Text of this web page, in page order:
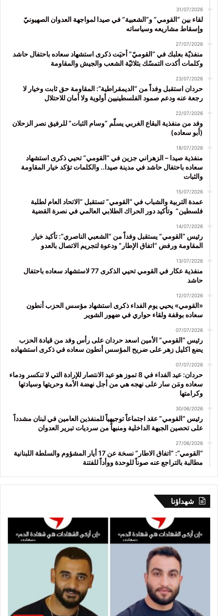
31/07/2026
لقاء بين “القومي” و”الشعبية” في صيدا لمواجهة العدوان الصهيونيّ
وإسقاط مشاريعه وسياساته
27/07/2026
منفذيّة بعلبك في “القوميّ” أحيَت ذكرى استشهاد سعاده باحتفال حاشد
وكلمات أكدت التمسّك بثلاثيّة الشعب والجيش والمقاومة
23/07/2026
حردان استقبل وفداً من “الديمقراطية”: المقاومة حق ثابت وخيار لا
رجعة عنه ودعم صمود الفلسطينيين أولوية ولا أمان للاحتلال
22/07/2026
وفد من منفذية البقاع الغربي يسلّم “وسام الثبات” للرفيق نصر الزحلان
(أبو سعاده)
18/07/2026
منفذية صيدا – الزهراني جزين في “القومي” تحيي ذكرى استشهاد
سعاده باحتفال حاشد في مدينة صيدا.. والكلمات تؤكد خيار المقاومة
والثبات
15/07/2026
عمدة التربية والشباب في “القومي” تستقبل “الاتحاد العام لطلبة
فلسطين” وتأكيد دور الحراك الطلابي العالمي في نصرة القضية
14/07/2026
رئيس “القومي” يستقبل وفداً من “الشعبي الناصري”: تأكيد خيار
المقاومة ورفض “اتفاق الإطار” ودعوة لتجريم الاتصال بالعدو
13/07/2026
منفذية عكار في القومي تحيي الذكرى 77 لاستشهاد سعاده باحتفال
حاشد
12/07/2026
«القومي» يحيي يوم الفداء ذكرى استشهاد مؤسس الحزب أنطون
سعاده بوقفة ولقاء حواري في ضهور الشوير
07/07/2026
رئيس “القومي” الأمين اسعد حردان على رأس وفد من قيادة الحزب
يضع اكليل زهر على ضريح المؤسس أنطون سعاده في ذكرى استشهاده
07/07/2026
حردان: عيد الفداء في 8 تموز هو عيد الانتصار للإرادة التي لا تنكسر ودماء
سعاده ومَن سار على نهجه هي من أجل نهضة الأمة وحريتها وسيادتها
وكرامتها
30/06/2026
رئيس “القومي” عقد اجتماعاً توجيهياً للمنفذين العامين في لبنان مشدداً
على تحصين الجبهة الداخلية ومنبهاً من سرديات تبرير العدوان
27/06/2026
“القومي”: “اتفاق الاطار” نسخة عن 17 أيار المشؤوم والسلطة اللبنانية
مطالبة بالتراجع عنه صوناً للوحدة ووأداً للفتنة
شهداؤنا